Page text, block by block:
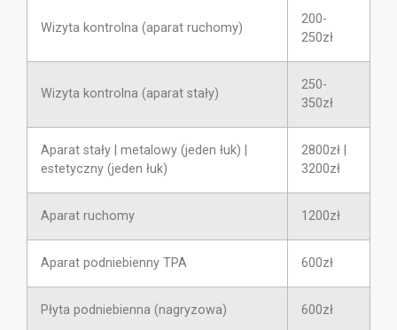
Wizyta kontrolna (aparat ruchomy)
200-
250zł
Wizyta kontrolna (aparat stały)
250-
350zł
Aparat stały | metalowy (jeden łuk) |
estetyczny (jeden łuk)
2800zł |
3200zł
Aparat ruchomy 1200zł
Aparat podniebienny TPA 600zł
Płyta podniebienna (nagryzowa) 600zł